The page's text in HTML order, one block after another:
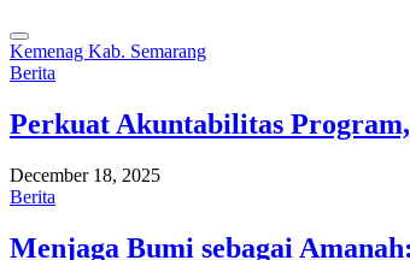
Kemenag Kab. Semarang
Berita
Perkuat Akuntabilitas
December 18, 2025
Berita
Menjaga Bumi sebagai